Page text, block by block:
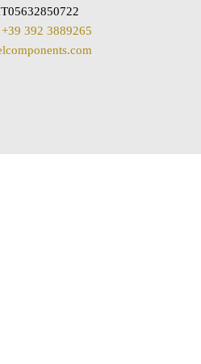
+39 392 3889265